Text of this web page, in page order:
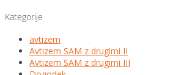
Kategorije
avtizem
Avtizem SAM z drugimi II
Avtizem SAM z drugimi III